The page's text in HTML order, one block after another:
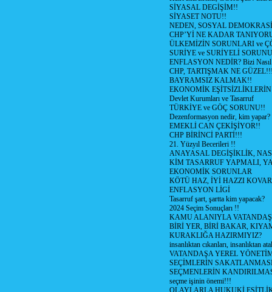
SİYASAL DEGİŞİM!!
SİYASET NOTU!!
NEDEN, SOSYAL
CHP’Yİ NE KADAR
ÜLKEMİZİN SORUNLARI ve
SURİYE ve SURİYELİ
ENFLASYON NEDİR? Bizi
CHP, TARTIŞMAK NE
BAYRAMSIZ KALMAK!!
EKONOMİK
Devlet Kurumları ve Tasarruf
TÜRKİYE ve GÖÇ SORUNU!!
Dezenformasyon nedir, kim yapar?
EMEKLİ CAN ÇEKİŞİYOR!!
CHP BİRİNCİ PARTİ!!!
21. Yüzyıl Becerileri !!
ANAYASAL DEGİŞİKLİK,
KİM TASARRUF YAPMALI,
EKONOMİK SORUNLAR
KÖTÜ HAZ, İYİ HAZZI
ENFLASYON LİGİ
Tasarruf şart, şartta kim yapacak?
2024 Seçim Sonuçları !!
KAMU ALANIYLA
BİRİ YER, BİRİ BAKAR,
KURAKLIĞA HAZIRMIYIZ?
insanlıktan cıkanları, insanlıktan
VATANDAŞA YEREL
SEÇİMLERİN
SEÇMENLERİN
seçme işinin önemi!!!
OLAYLARLA HUKUKİ